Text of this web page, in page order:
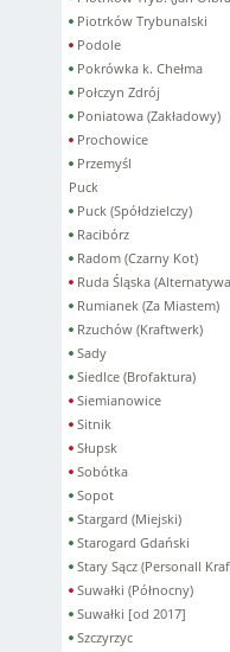
Piotrków Trybunalski
Podole
Pokrówka k. Chełma
Połczyn Zdrój
Poniatowa (Zakładowy)
Prochowice
Przemyśl
Puck
Puck (Spółdzielczy)
Racibórz
Radom (Czarny Kot)
Ruda Śląska
Rumianek (Za Miastem)
Rzuchów (Kraftwerk)
Sady
Siedlce (Brofaktura)
Siemianowice
Sitnik
Słupsk
Sobótka
Sopot
Stargard (Miejski)
Starogard Gdański
Stary Sącz (Personall
Suwałki (Północny)
Suwałki [od 2017]
Szczyrzyc